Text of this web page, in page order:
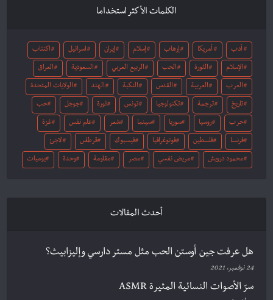
الكلمات الأكثر استخداما
أدب أمريكا إرهاب إسلام إيران اسرائيل اكتئاب
الإسلام الثورة الحب الربيع العربي السعودية العراق
العرب العربية القدس النكبة الهند الولايات المتحدة
تاريخ ترجمة تكنولوجيا تونس ثورة جوجل حب
حرب روسيا سوريا سينما شعر علم نفس غزة
فرنسا فلسطين فوتوغرافيا فيسبوك قرطاس لاجئ
محمود درويش مريض نفسي مصر مقاومة وحدة يوميات
أحدث المقالات
هل عرفت جين أوستن الحب مثل مستر دارسي وإليزابيث؟
24 نوفمبر، 2021
سرّ الأصوات النسائية المثيرة ASMR